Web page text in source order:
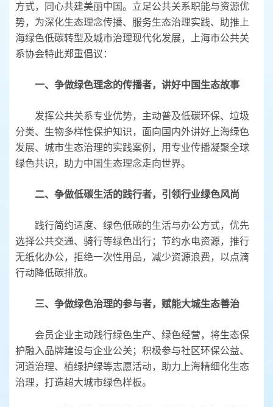
方式，同心共建美丽中国。立足公共关系职能与资源优
势，为深化生态理念传播、服务生态治理实践、助推上
海绿色低碳转型及城市治理现代化发展，上海市公共关
系协会特此郑重倡议：
一、争做绿色理念的传播者，讲好中国生态故事
发挥公共关系专业优势，主动普及低碳环保、垃圾
分类、生物多样性保护知识，面向国内外讲好上海绿色
发展、城市生态治理的实践案例，用专业传播凝聚全球
绿色共识，助力中国生态理念走向世界。
二、争做低碳生活的践行者，引领行业绿色风尚
践行简约适度、绿色低碳的生活与办公方式，优先
选择公共交通、骑行等绿色出行；节约水电资源，推行
无纸化办公，拒绝一次性用品，减少资源浪费，以点滴
行动降低碳排放。
三、争做绿色治理的参与者，赋能大城生态善治
会员企业主动践行绿色生产、绿色经营，将生态保
护融入品牌建设与企业公关；积极参与社区环保公益、
河道治理、植绿护绿等志愿活动，助力上海精细化生态
治理，打造超大城市绿色样板。